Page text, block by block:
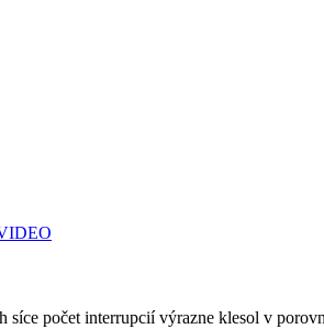
síce počet interrupcií výrazne klesol v